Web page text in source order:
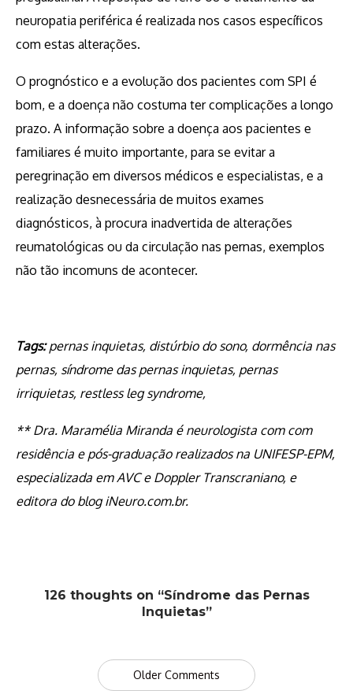
neuropatia periférica é realizada nos casos específicos
com estas alterações.
O prognóstico e a evolução dos pacientes com SPI é
bom, e a doença não costuma ter complicações a longo
prazo. A informação sobre a doença aos pacientes e
familiares é muito importante, para se evitar a
peregrinação em diversos médicos e especialistas, e a
realização desnecessária de muitos exames
diagnósticos, à procura inadvertida de alterações
reumatológicas ou da circulação nas pernas, exemplos
não tão incomuns de acontecer.
Tags:pernas inquietas, distúrbio do sono, dormência nas
pernas, síndrome das pernas inquietas, pernas
irriquietas, restless leg syndrome,
** Dra. Maramélia Miranda é neurologista com com
residência e pós-graduação realizados na UNIFESP-EPM,
especializada em AVC e Doppler Transcraniano, e
editora do blog iNeuro.com.br.
126 thoughts on “Síndrome das Pernas
Inquietas”
Comment
navigation
Older Comments